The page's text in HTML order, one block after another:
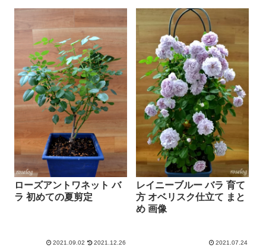
ローズアントワネット バ
ラ 初めての夏剪定
2021.09.02 2021.12.26
レイニーブルー バラ 育て
方 オベリスク仕立て まと
め 画像
2021.07.24